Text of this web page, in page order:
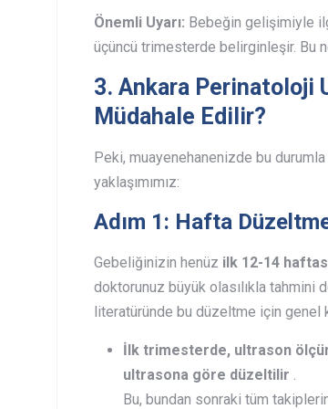
Önemli Uyarı: Bebeğin gelişimiyle
üçüncü trimesterde belirginleşir. Bu
3. Ankara Perinatoloji
Müdahale Edilir?
Peki, muayenehanenizde bu durumla
yaklaşımımız:
Adım 1: Hafta
Gebeliğinizin henüz ilk 12-14
doktorunuz büyük olasılıkla tahmini
literatüründe bu düzeltme için genel
İlk trimesterde, ultrason
ultrasona göre düzeltilir .
Bu, bundan sonraki tüm